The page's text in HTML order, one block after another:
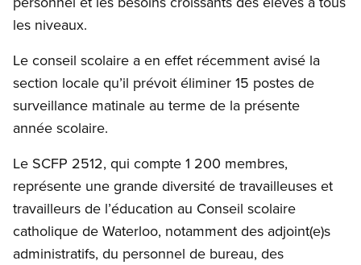
les niveaux.
Le conseil scolaire a en effet récemment avisé la
section locale qu’il prévoit éliminer 15 postes de
surveillance matinale au terme de la présente
année scolaire.
Le SCFP 2512, qui compte 1 200 membres,
représente une grande diversité de travailleuses et
travailleurs de l’éducation au Conseil scolaire
catholique de Waterloo, notamment des adjoint(e)s
administratifs, du personnel de bureau, des